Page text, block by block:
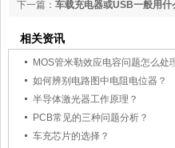
下一篇： 车载充电器或USB一般用什
相关资讯
MOS管米勒效应电容问题怎么处理
如何辨别电路图中电阻电位器？
半导体激光器工作原理？
PCB常见的三种问题分析？
车充芯片的选择？